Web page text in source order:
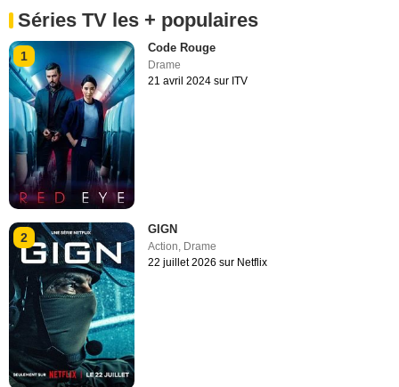
Séries TV les + populaires
1
Code Rouge
Drame
21 avril 2024 sur ITV
2
GIGN
Action Drame
22 juillet 2026 sur Netflix